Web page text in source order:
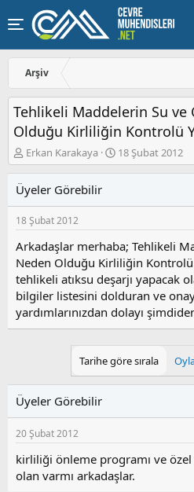
Arşiv
Tehlikeli Maddelerin Su ve
Olduğu Kirliliğin Kontrolü
K
o
u
y
u
a
ş
l
a
t
a
Erkan Karakaya
B
a
a
ı
ç
t
a
r
i
18 Şubat 2012
Üyeler Görebilir
18 Şubat 2012
Arkadaşlar merhaba; Tehlikeli
Neden Olduğu Kirliliğin
tehlikeli atıksu deşarjı yapacak
bilgiler listesini dolduran ve
yardımlarınızdan dolayı
Tarihe göre sırala
Üyeler Görebilir
20 Şubat 2012
kirliliği önleme programı ve
olan varmı arkadaşlar.